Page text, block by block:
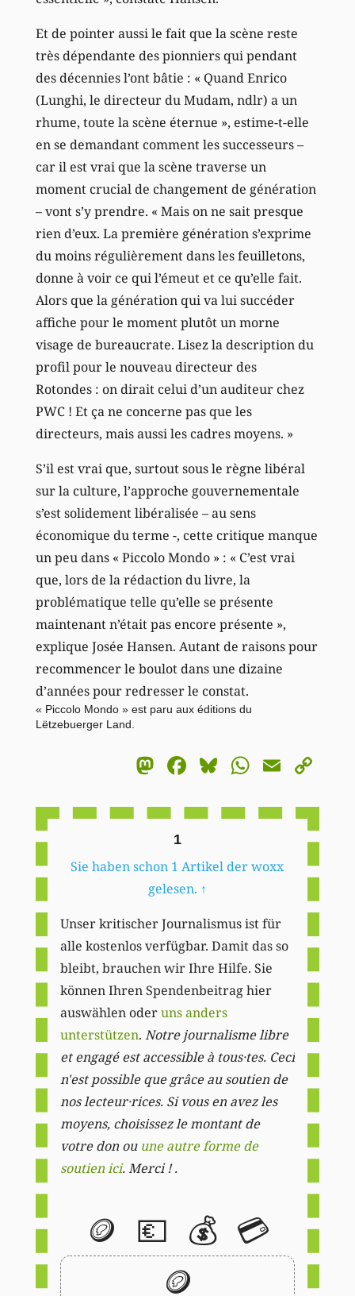
Et de pointer aussi le fait que la scène reste
très dépendante des pionniers qui pendant
des décennies l’ont bâtie : « Quand Enrico
(Lunghi, le directeur du Mudam, ndlr) a un
rhume, toute la scène éternue », estime-t-elle
en se demandant comment les successeurs –
car il est vrai que la scène traverse un
moment crucial de changement de génération
– vont s’y prendre. « Mais on ne sait presque
rien d’eux. La première génération s’exprime
du moins régulièrement dans les feuilletons,
donne à voir ce qui l’émeut et ce qu’elle fait.
Alors que la génération qui va lui succéder
affiche pour le moment plutôt un morne
visage de bureaucrate. Lisez la description du
profil pour le nouveau directeur des
Rotondes : on dirait celui d’un auditeur chez
PWC ! Et ça ne concerne pas que les
directeurs, mais aussi les cadres moyens. »
S’il est vrai que, surtout sous le règne libéral
sur la culture, l’approche gouvernementale
s’est solidement libéralisée – au sens
économique du terme -, cette critique manque
un peu dans « Piccolo Mondo » : « C’est vrai
que, lors de la rédaction du livre, la
problématique telle qu’elle se présente
maintenant n’était pas encore présente »,
explique Josée Hansen. Autant de raisons pour
recommencer le boulot dans une dizaine
d’années pour redresser le constat.
« Piccolo Mondo » est paru aux éditions du
Lëtzebuerger Land.
Mastodon
Facebook
BlueskyEmail
1
Sie haben schon 1 Artikel der woxx
gelesen. ↑
Unser kritischer Journalismus ist für
alle kostenlos verfügbar. Damit das so
bleibt, brauchen wir Ihre Hilfe. Sie
können Ihren Spendenbeitrag hier
auswählen oderuns anders
unterstützen. Notre journalisme libre
et engagé est accessible à tous·tes. Ceci
n'est possible que grâce au soutien de
nos lecteur·rices. Si vous en avez les
moyens, choisissez le montant de
votre don ou une autre forme de
soutien ici. Merci ! .
🪙 💶 💰 💳
🪙